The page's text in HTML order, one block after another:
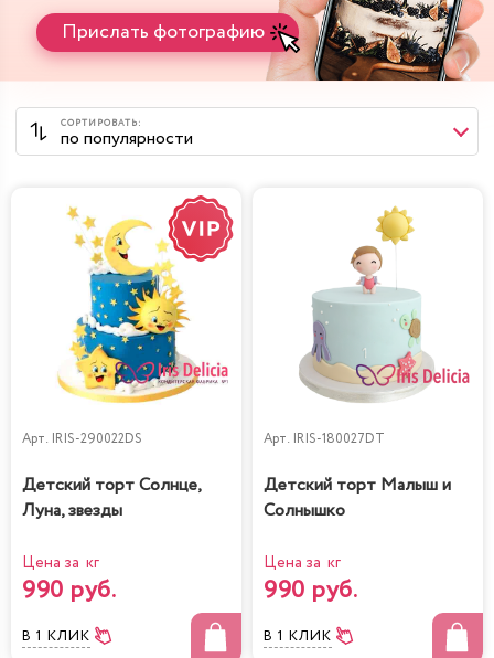
Прислать фотографию
Арт. IRIS-290022DS
Детский торт Солнце,
Луна, звезды
Цена за кг
990 руб.
В 1 КЛИК
Арт. IRIS-180027DT
Детский торт Малыш и
Солнышко
Цена за кг
990 руб.
В 1 КЛИК